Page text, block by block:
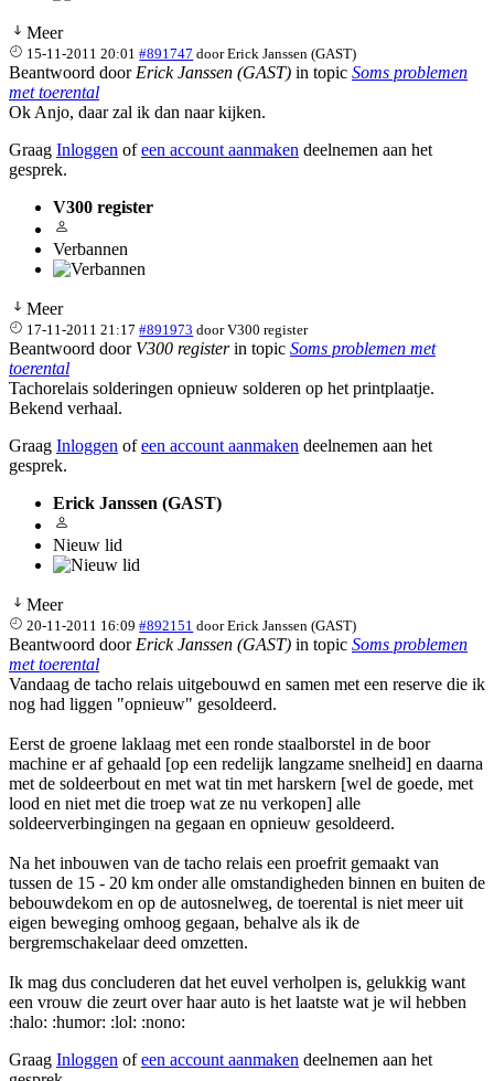
Meer
15-11-2011 20:01 #891747 doorErick Janssen (GAST)
Beantwoord door Erick Janssen (GAST) in topic Soms problemen
met toerental
Ok Anjo, daar zal ik dan naar kijken.
Graag Inloggen ofeen account aanmaken deelnemen aan het
gesprek.
V300 register
Verbannen
Meer
17-11-2011 21:17 #891973 doorV300 register
Beantwoord door V300 registerin topic Soms problemen met
toerental
Tachorelais solderingen opnieuw solderen op het printplaatje.
Bekend verhaal.
Graag Inloggen ofeen account aanmaken deelnemen aan het
gesprek.
Erick Janssen (GAST)
Nieuw lid
Meer
20-11-2011 16:09 #892151 doorErick Janssen (GAST)
Beantwoord door Erick Janssen (GAST) in topic Soms problemen
met toerental
Vandaag de tacho relais uitgebouwd en samen met een reserve die ik
nog had liggen "opnieuw" gesoldeerd.
Eerst de groene laklaag met een ronde staalborstel in de boor
machine er af gehaald [op een redelijk langzame snelheid] en daarna
met de soldeerbout en met wat tin met harskern [wel de goede, met
lood en niet met die troep wat ze nu verkopen] alle
soldeerverbingingen na gegaan en opnieuw gesoldeerd.
Na het inbouwen van de tacho relais een proefrit gemaakt van
tussen de 15 - 20 km onder alle omstandigheden binnen en buiten de
bebouwdekom en op de autosnelweg, de toerental is niet meer uit
eigen beweging omhoog gegaan, behalve als ik de
bergremschakelaar deed omzetten.
Ik mag dus concluderen dat het euvel verholpen is, gelukkig want
een vrouw die zeurt over haar auto is het laatste wat je wil hebben
:halo: :humor: :lol: :nono:
Graag Inloggen ofeen account aanmaken deelnemen aan het